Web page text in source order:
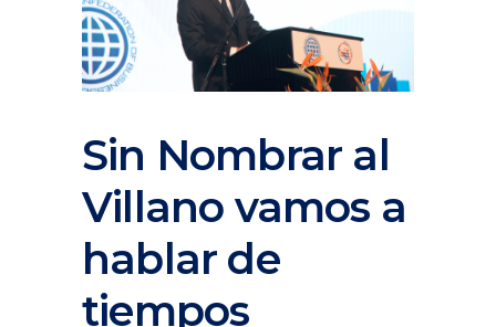
Sin Nombrar al
Villano vamos a
hablar de
tiempos